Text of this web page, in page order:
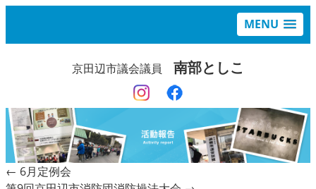
MENU
京田辺市議会議員 南部としこ
← 6月定例会